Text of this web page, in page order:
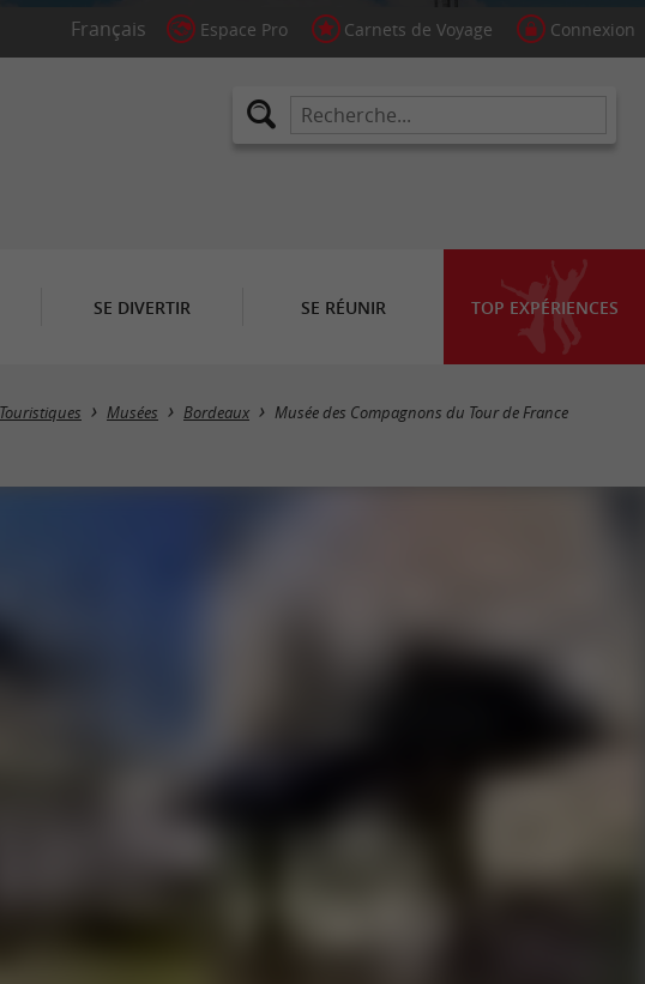
Espace Pro Carnets de Voyage Connexion
SE DIVERTIR SE RÉUNIR TOP EXPÉRIENCES
Musées Bordeaux Musée des Compagnons du Tour de France